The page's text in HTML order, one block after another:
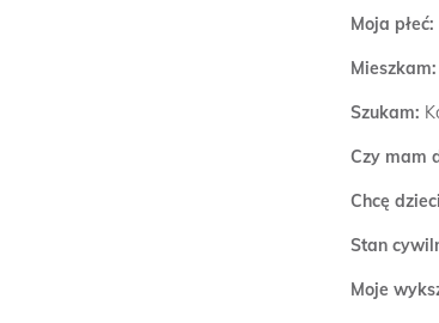
Moja płeć:
Mieszkam:
Szukam:
Czy mam
Chcę
Stan
Moje